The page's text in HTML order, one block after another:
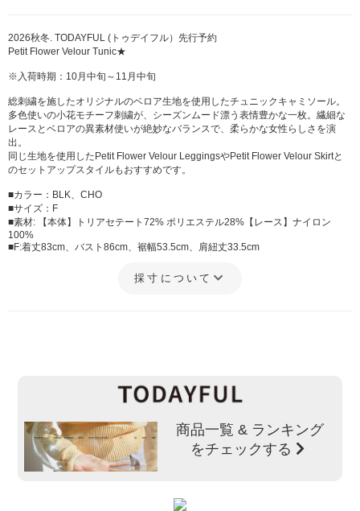
2026秋冬. TODAYFUL (トゥデイフル）先行予約
Petit Flower Velour Tunic★
※入荷時期：10月中旬～11月中旬
総刺繍を施したオリジナルのベロア生地を使用したチュニックキャミソール。
多色使いの小花モチーフ刺繍が、シーズンムード漂う表情豊かな一枚。繊細な
レースとベロアの異素材使いが絶妙なバランスで、柔らかな女性らしさを演
出。
同じ生地を使用したPetit Flower Velour LeggingsやPetit Flower Velour Skirtと
のセットアップスタイルもおすすめです。
■カラー：BLK、CHO
■サイズ：F
■素材: 【本体】トリアセテート72% ポリエステル28%【レース】ナイロン
100%
■F:着丈83cm、バスト86cm、裾幅53.5cm、肩紐丈33.5cm
採寸について
商品一覧 & ランキング
をチェックする